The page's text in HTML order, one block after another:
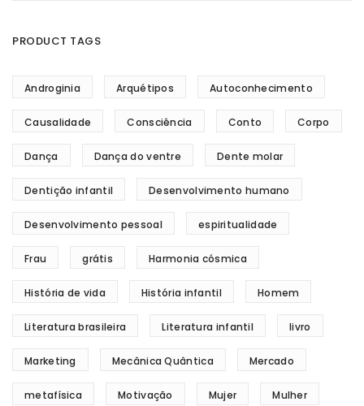
PRODUCT TAGS
Androginia Arquétipos Autoconhecimento
Causalidade Consciência Conto Corpo
Dança Dança do ventre Dente molar
Dentição infantil Desenvolvimento humano
Desenvolvimento pessoal espiritualidade
Frau grátis Harmonia cósmica
História de vida História infantil Homem
Literatura brasileira Literatura infantil livro
Marketing Mecânica Quântica Mercado
metafísica Motivação Mujer Mulher